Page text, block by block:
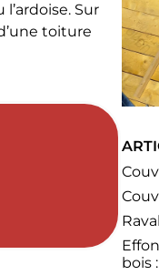
Sur
toiture
bois